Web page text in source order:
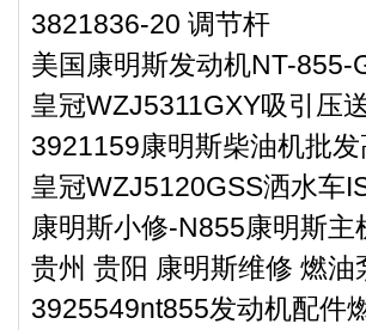
3821836-20 调节杆
美国康明斯发动机NT-
皇冠WZJ5311GXY吸引压
3921159康明斯柴油机批
皇冠WZJ5120GSS洒水车
康明斯小修-N855康明斯
贵州 贵阳 康明斯维修 燃
3925549nt855发动机配件